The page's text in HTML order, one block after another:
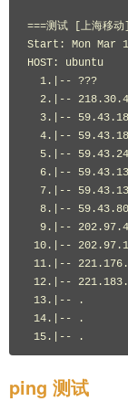
===测试 [上海移
Start: Mon Mar
HOST:
1.|-- ???
2.|--
3.|--
4.|--
5.|--
6.|--
7.|--
8.|--
9.|--
10.|--
11.|--
12.|--
13.|-- .
14.|-- .
ping 测试